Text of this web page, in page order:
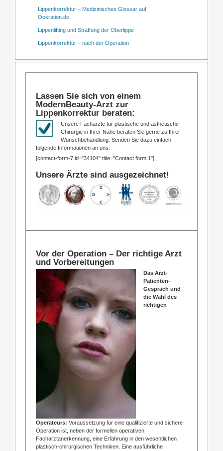
Lippenkorrektur – Medizinisches Glossar auf
Operation.de
Lippenlifting und Straffung der Oberlippe
Lippenkorrektur – nach der Operation
Lassen Sie sich von einem
ModernBeauty-Arzt zur
Lippenkorrektur beraten:
Unsere Fachärzte für plastische und ästhetische
Chirurgie in Ihrer Nähe beraten Sie gerne zu Ihrer
Wunschbehandlung. Senden Sie dazu einfach
folgende Informationen an uns:
[contact-form-7 id="34104" title="Contact form 1"]
Unsere Ärzte sind ausgezeichnet!
Vor der Operation – Der richtige Arzt
und Vorbereitungen
Das Arzt-
Patienten-
Gespräch und
die Wahl des
richtigen
Operateurs: Voraussetzung für eine qualifizierte und sichere
Operation ist, neben der formellen operativen
Facharztanerkennung, eine Erfahrung in den wesentlichen
plastisch-chirurgischen Techniken. Eine ausführliche